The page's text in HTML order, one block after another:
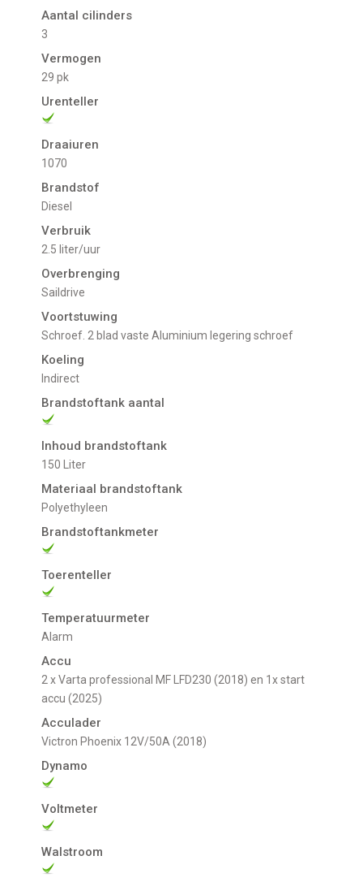
Aantal cilinders
3
Vermogen
29 pk
Urenteller
Draaiuren
1070
Brandstof
Diesel
Verbruik
2.5 liter/uur
Overbrenging
Saildrive
Voortstuwing
Schroef. 2 blad vaste Aluminium legering schroef
Koeling
indirect
Brandstoftank aantal
Inhoud brandstoftank
150 Liter
Materiaal brandstoftank
Polyethyleen
Brandstoftankmeter
Toerenteller
Temperatuurmeter
alarm
Accu
2 x Varta professional MF LFD230 (2018) en 1x start
accu (2025)
Acculader
Victron Phoenix 12V/50A (2018)
Dynamo
Voltmeter
Walstroom